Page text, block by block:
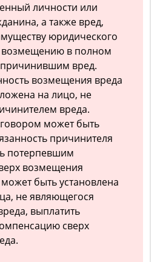
личности или
а также вред,
юридического
возмещению в полном
вред.
возмещения вреда
на лицо, не
вреда.
может быть
причинителя
потерпевшим
возмещения
быть установлена
не являющегося
выплатить
сверх